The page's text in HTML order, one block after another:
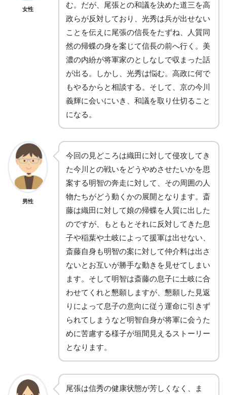
女性
む。だが、尾張との和議を決めた道三を高
政らが反対しており、光秀は兵が出せない
ことを伝えに尾張の信長をたずね、人質同
然の帰蝶の身を案じて信長の前へ行く。美
濃の内紛が将軍家のとしなしで収まった話
が出る。しかし、光秀は悩む。高政に何で
もやるからと相談する。そして、京の今川
義輝に会いにいき、和議を取り仕切ること
になる。
男性
今回の見どころは織田に対して侵攻してき
た今川との戦いをどうやめさせたいかを思
案する明智の奔走に対して、その周囲の人
物たちがどう動くかの展開となります。斎
藤は織田に対して娘の帰蝶を人質に出した
のですが、もともとそれに反対してきた息
子や稲葉や土岐によって援軍は出せない、
斎藤自身も明智の案に対して仲介料は出さ
ないとお互いが勝手な動きを見せてしまい
ます。そして明智は斎藤の息子に土岐に合
わせてくれと懇願しますが、懇願した見返
りによって息子の意向に従う運命に引きず
られてしまうなど明智自身が将軍に会うた
めに苦慮する様子が垣間見えるストーリー
となります。
尾張は信秀の健康状態が芳しくなく、ま